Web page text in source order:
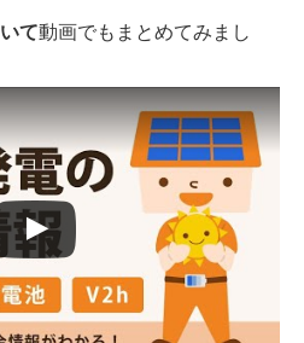
て動画でもまとめてみまし